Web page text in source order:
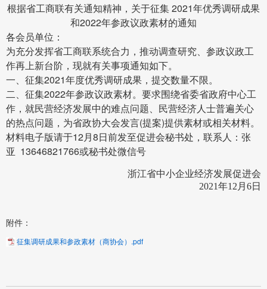
根据省工商联有关通知精神，关于征集 2021年优秀调研成果
和2022年参政议政素材的通知
各会员单位：
为充分发挥省工商联系统合力，推动调查研究、参政议政工
作再上新台阶，现就有关事项通知如下。
一、征集2021年度优秀调研成果，提交数量不限。
二、征集2022年参政议政素材。要求围绕省委省政府中心工
作，就民营经济发展中的难点问题、民营经济人士普遍关心
的热点问题，为省政协大会发言(提案)提供素材或相关材料。
材料电子版请于12 月 8 日前发至促进会秘书处，联系人：张
亚
13646821766或秘书处微信号
浙江省中小企业经济发展促进会
2021年12月6日
附件：
征集调研成果和参政素材（商协会）.pdf